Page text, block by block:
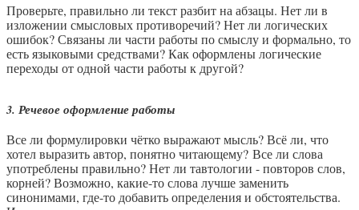
Проверьте, правильно ли текст разбит на абзацы. Нет ли в
изложении смысловых противоречий? Нет ли логических
ошибок? Связаны ли части работы по смыслу и формально, то
есть языковыми средствами? Как оформлены логические
переходы от одной части работы к другой?
3. Речевое оформление работы
Все ли формулировки чётко выражают мысль? Всё ли, что
хотел выразить автор, понятно читающему? Все ли слова
употреблены правильно? Нет ли тавтологии - повторов слов,
корней? Возможно, какие-то слова лучше заменить
синонимами, где-то добавить определения и обстоятельства.